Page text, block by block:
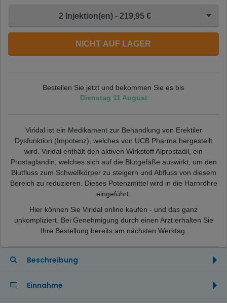
2 Injektion(en) - 219,95 €
NICHT AUF LAGER
Bestellen Sie jetzt und bekommen Sie es bis
Dienstag 11 August
Viridal ist ein Medikament zur Behandlung von Erektiler
Dysfunktion (Impotenz), welches von UCB Pharma hergestellt
wird. Viridal enthält den aktiven Wirkstoff Alprostadil, ein
Prostaglandin, welches sich auf die Blutgefäße auswirkt, um den
Blutfluss zum Schwellkörper zu steigern und Abfluss von diesem
Bereich zu reduzieren. Dieses Potenzmittel wird in die Harnröhre
eingeführt.
Hier können Sie Viridal online kaufen - und das ganz
unkompliziert. Bei Genehmigung durch einen Arzt erhalten Sie
Ihre Bestellung bereits am nächsten Werktag.
Beschreibung
Einnahme